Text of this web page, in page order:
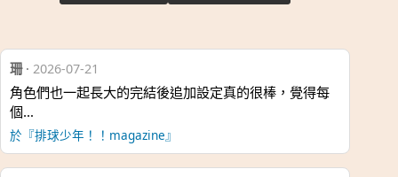
珊· 2026-07-21
角色們也一起長大的完結後追加設定真的很棒，覺得每
個…
於『排球少年！！magazine』